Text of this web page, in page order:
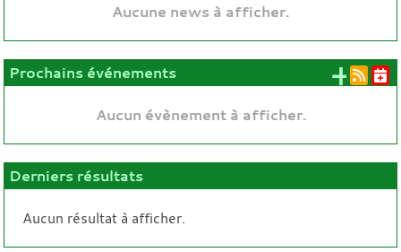
Aucune news à afficher.
Prochains événements
Aucun évènement à afficher.
+
Derniers résultats
Aucun résultat à afficher.